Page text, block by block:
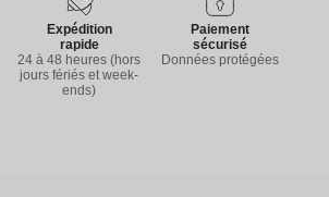
Expédition
rapide
24 à 48 heures (hors
jours fériés et week-
ends)
Paiement
sécurisé
Données protégées